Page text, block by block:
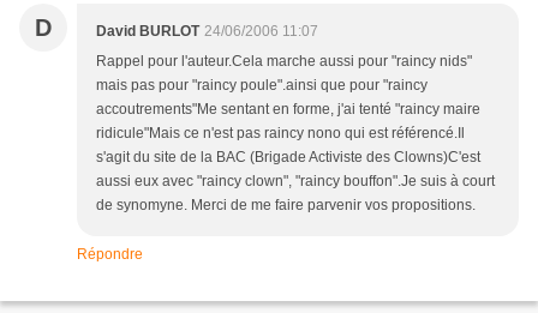
D David BURLOT 24/06/2006 11:07
Rappel pour l'auteur.Cela marche aussi pour "raincy nids"
mais pas pour "raincy poule".ainsi que pour "raincy
accoutrements"Me sentant en forme, j'ai tenté "raincy maire
ridicule"Mais ce n'est pas raincy nono qui est référencé.Il
s'agit du site de la BAC (Brigade Activiste des Clowns)C'est
aussi eux avec "raincy clown", "raincy bouffon".Je suis à court
de synomyne. Merci de me faire parvenir vos propositions.
Répondre